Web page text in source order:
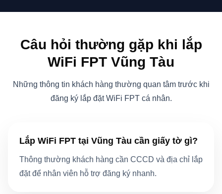
Câu hỏi thường gặp khi lắp
WiFi FPT Vũng Tàu
Những thông tin khách hàng thường quan tâm trước khi
đăng ký lắp đặt WiFi FPT cá nhân.
Lắp WiFi FPT tại Vũng Tàu cần giấy tờ gì?
Thông thường khách hàng cần CCCD và địa chỉ lắp
đặt để nhân viên hỗ trợ đăng ký nhanh.